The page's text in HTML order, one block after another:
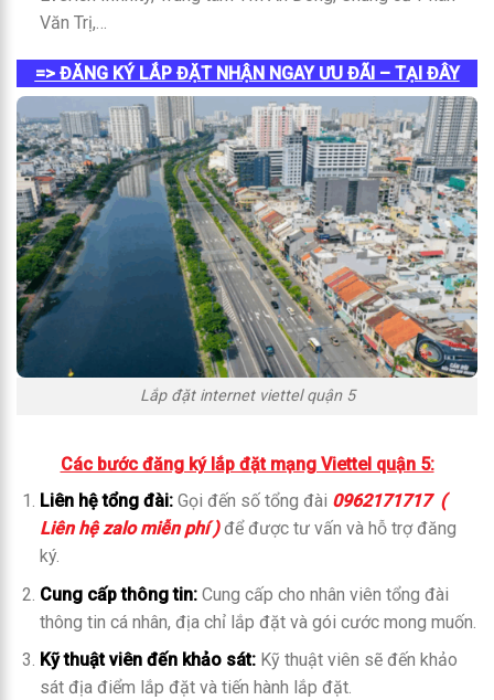
Văn Trị,…
=> ĐĂNG KÝ LẮP ĐẶT NHẬN NGAY ƯU ĐÃI – TẠI ĐÂY
Lắp đặt internet viettel quận 5
Các bước đăng ký lắp đặt mạng Viettel quận 5:
Liên hệ tổng đài:Gọi đến số tổng đài 0962171717 (
Liên hệ zalo miễn phí )để được tư vấn và hỗ trợ đăng
ký.
Cung cấp thông tin:Cung cấp cho nhân viên tổng đài
thông tin cá nhân, địa chỉ lắp đặt và gói cước mong muốn.
Kỹ thuật viên đến khảo sát: Kỹ thuật viên sẽ đến khảo
sát địa điểm lắp đặt và tiến hành lắp đặt.